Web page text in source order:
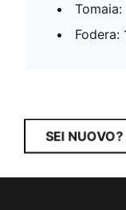
Fodera:
SEI